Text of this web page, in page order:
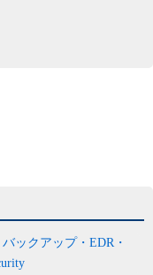
ックアップ・EDR・